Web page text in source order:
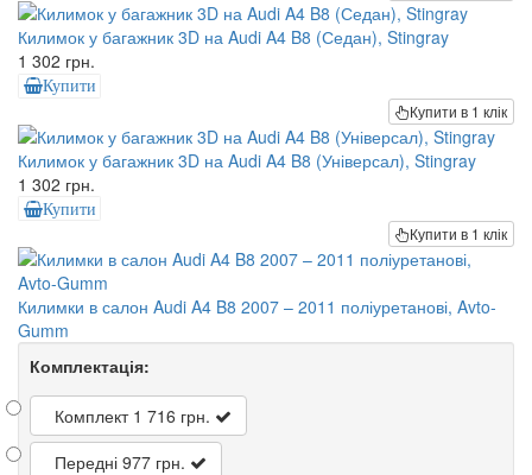
Килимок у багажник 3D на Audi A4 B8 (Седан), Stingray
1 302 грн.
Купити
Купити в 1 клік
Килимок у багажник 3D на Audi A4 B8 (Універсал), Stingray
1 302 грн.
Купити
Купити в 1 клік
Килимки в салон Audi A4 B8 2007 – 2011 поліуретанові, Avto-
Gumm
Комплектація:
Комплект 1 716 грн.
Передні 977 грн.